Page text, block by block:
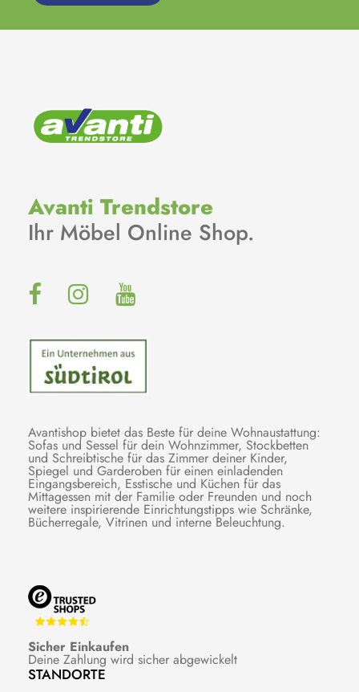
Avanti Trendstore
Ihr Möbel Online Shop.
Avantishop bietet das Beste für deine Wohnaustattung:
Sofas und Sessel für dein Wohnzimmer, Stockbetten
und Schreibtische für das Zimmer deiner Kinder,
Spiegel und Garderoben für einen einladenden
Eingangsbereich, Esstische und Küchen für das
Mittagessen mit der Familie oder Freunden und noch
weitere inspirierende Einrichtungstipps wie Schränke,
Bücherregale, Vitrinen und interne Beleuchtung.
Sicher Einkaufen
Deine Zahlung wird sicher abgewickelt
STANDORTE